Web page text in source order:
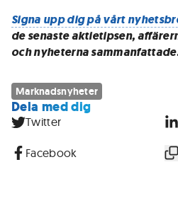
Signa upp dig på vårt
de senaste aktietipsen,
och nyheterna
Marknadsnyheter
Dela med dig
Twitter
Facebook